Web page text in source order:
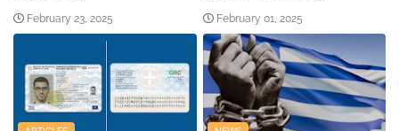
February 23, 2025 February 01, 2025